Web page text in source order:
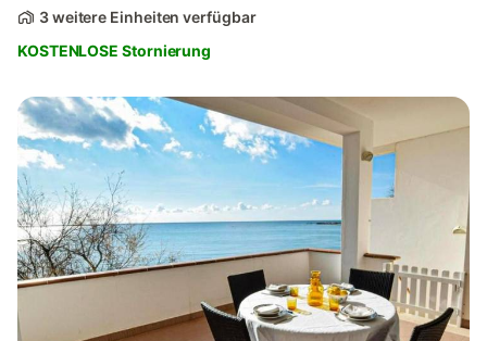
3 weitere Einheiten verfügbar
KOSTENLOSE Stornierung